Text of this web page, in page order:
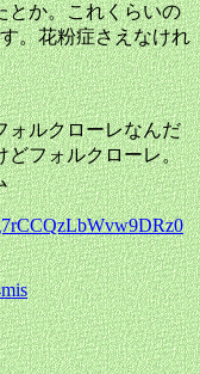
とか。これくらいの
。花粉症さえなけれ
ォルクローレなんだ
どフォルクローレ。